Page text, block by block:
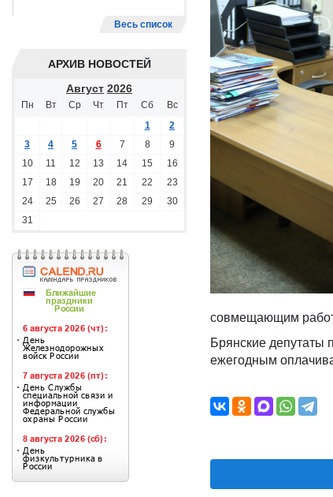
Весь список
АРХИВ НОВОСТЕЙ
Август 2026
Пн Вт Ср Чт Пт Сб
Вс
1
2
3
4 5 6 7 8
9
10
11 12 13 14 15
16
17
18 19 20 21 22
23
24
25 26 27 28 29
30
31
совмещающим
Брянские депутаты
ежегодным